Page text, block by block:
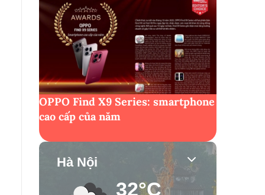
OPPO Find X9 Series: smartphone
cao cấp của năm
Hà Nội
32°C